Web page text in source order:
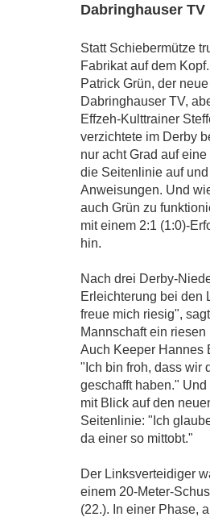
Dabringhauser TV
Statt Schiebermütze
Fabrikat auf dem
Patrick Grün, der
Dabringhauser TV,
Effzeh-Kulttrainer
verzichtete im Derby
nur acht Grad auf
die Seitenlinie auf
Anweisungen. Und
auch Grün zu
mit einem 2:1 (1:0)-
hin.
Nach drei Derby-
Erleichterung bei den
freue mich riesig",
Mannschaft ein
Auch Keeper Hannes
"Ich bin froh, dass wir
geschafft haben."
mit Blick auf den
Seitenlinie: "Ich
da einer so mittobt."
Der Linksverteidiger
einem 20-Meter-
(22.). In einer Phase,